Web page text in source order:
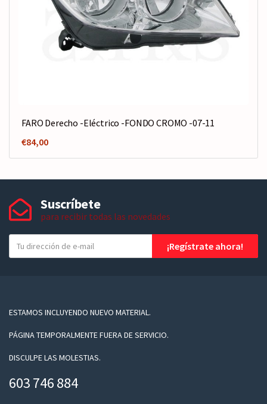
FARO Derecho -Eléctrico -FONDO CROMO -07-11
€84,00
Suscríbete
para recibir todas las novedades
u
a
l
¡Regístrate ahora!
ESTAMOS INCLUYENDO NUEVO MATERIAL.
PÁGINA TEMPORALMENTE FUERA DE SERVICIO.
DISCULPE LAS MOLESTIAS.
603 746 884